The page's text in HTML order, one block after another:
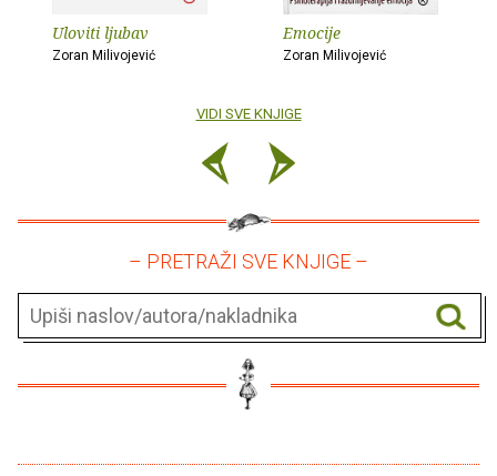
Uloviti ljubav
Zoran Milivojević
Emocije
Zoran Milivojević
VIDI SVE KNJIGE
– PRETRAŽI SVE KNJIGE –